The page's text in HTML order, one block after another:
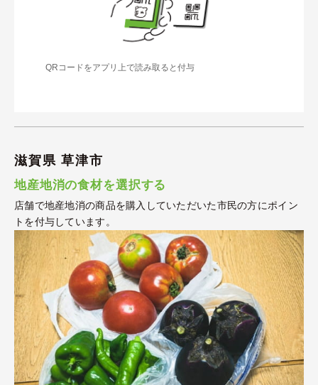
QRコードをアプリ上で読み取ると付与
滋賀県 草津市
地産地消の食材を選択する
店舗で地産地消の商品を購入していただいた市民の方にポイン
トを付与しています。